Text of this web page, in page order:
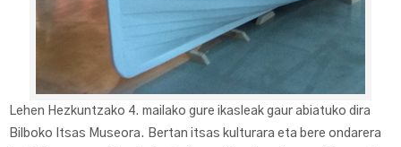
Lehen Hezkuntzako 4. mailako gure ikasleak gaur abiatuko dira
Bilboko Itsas Museora. Bertan itsas kulturara eta bere ondarera